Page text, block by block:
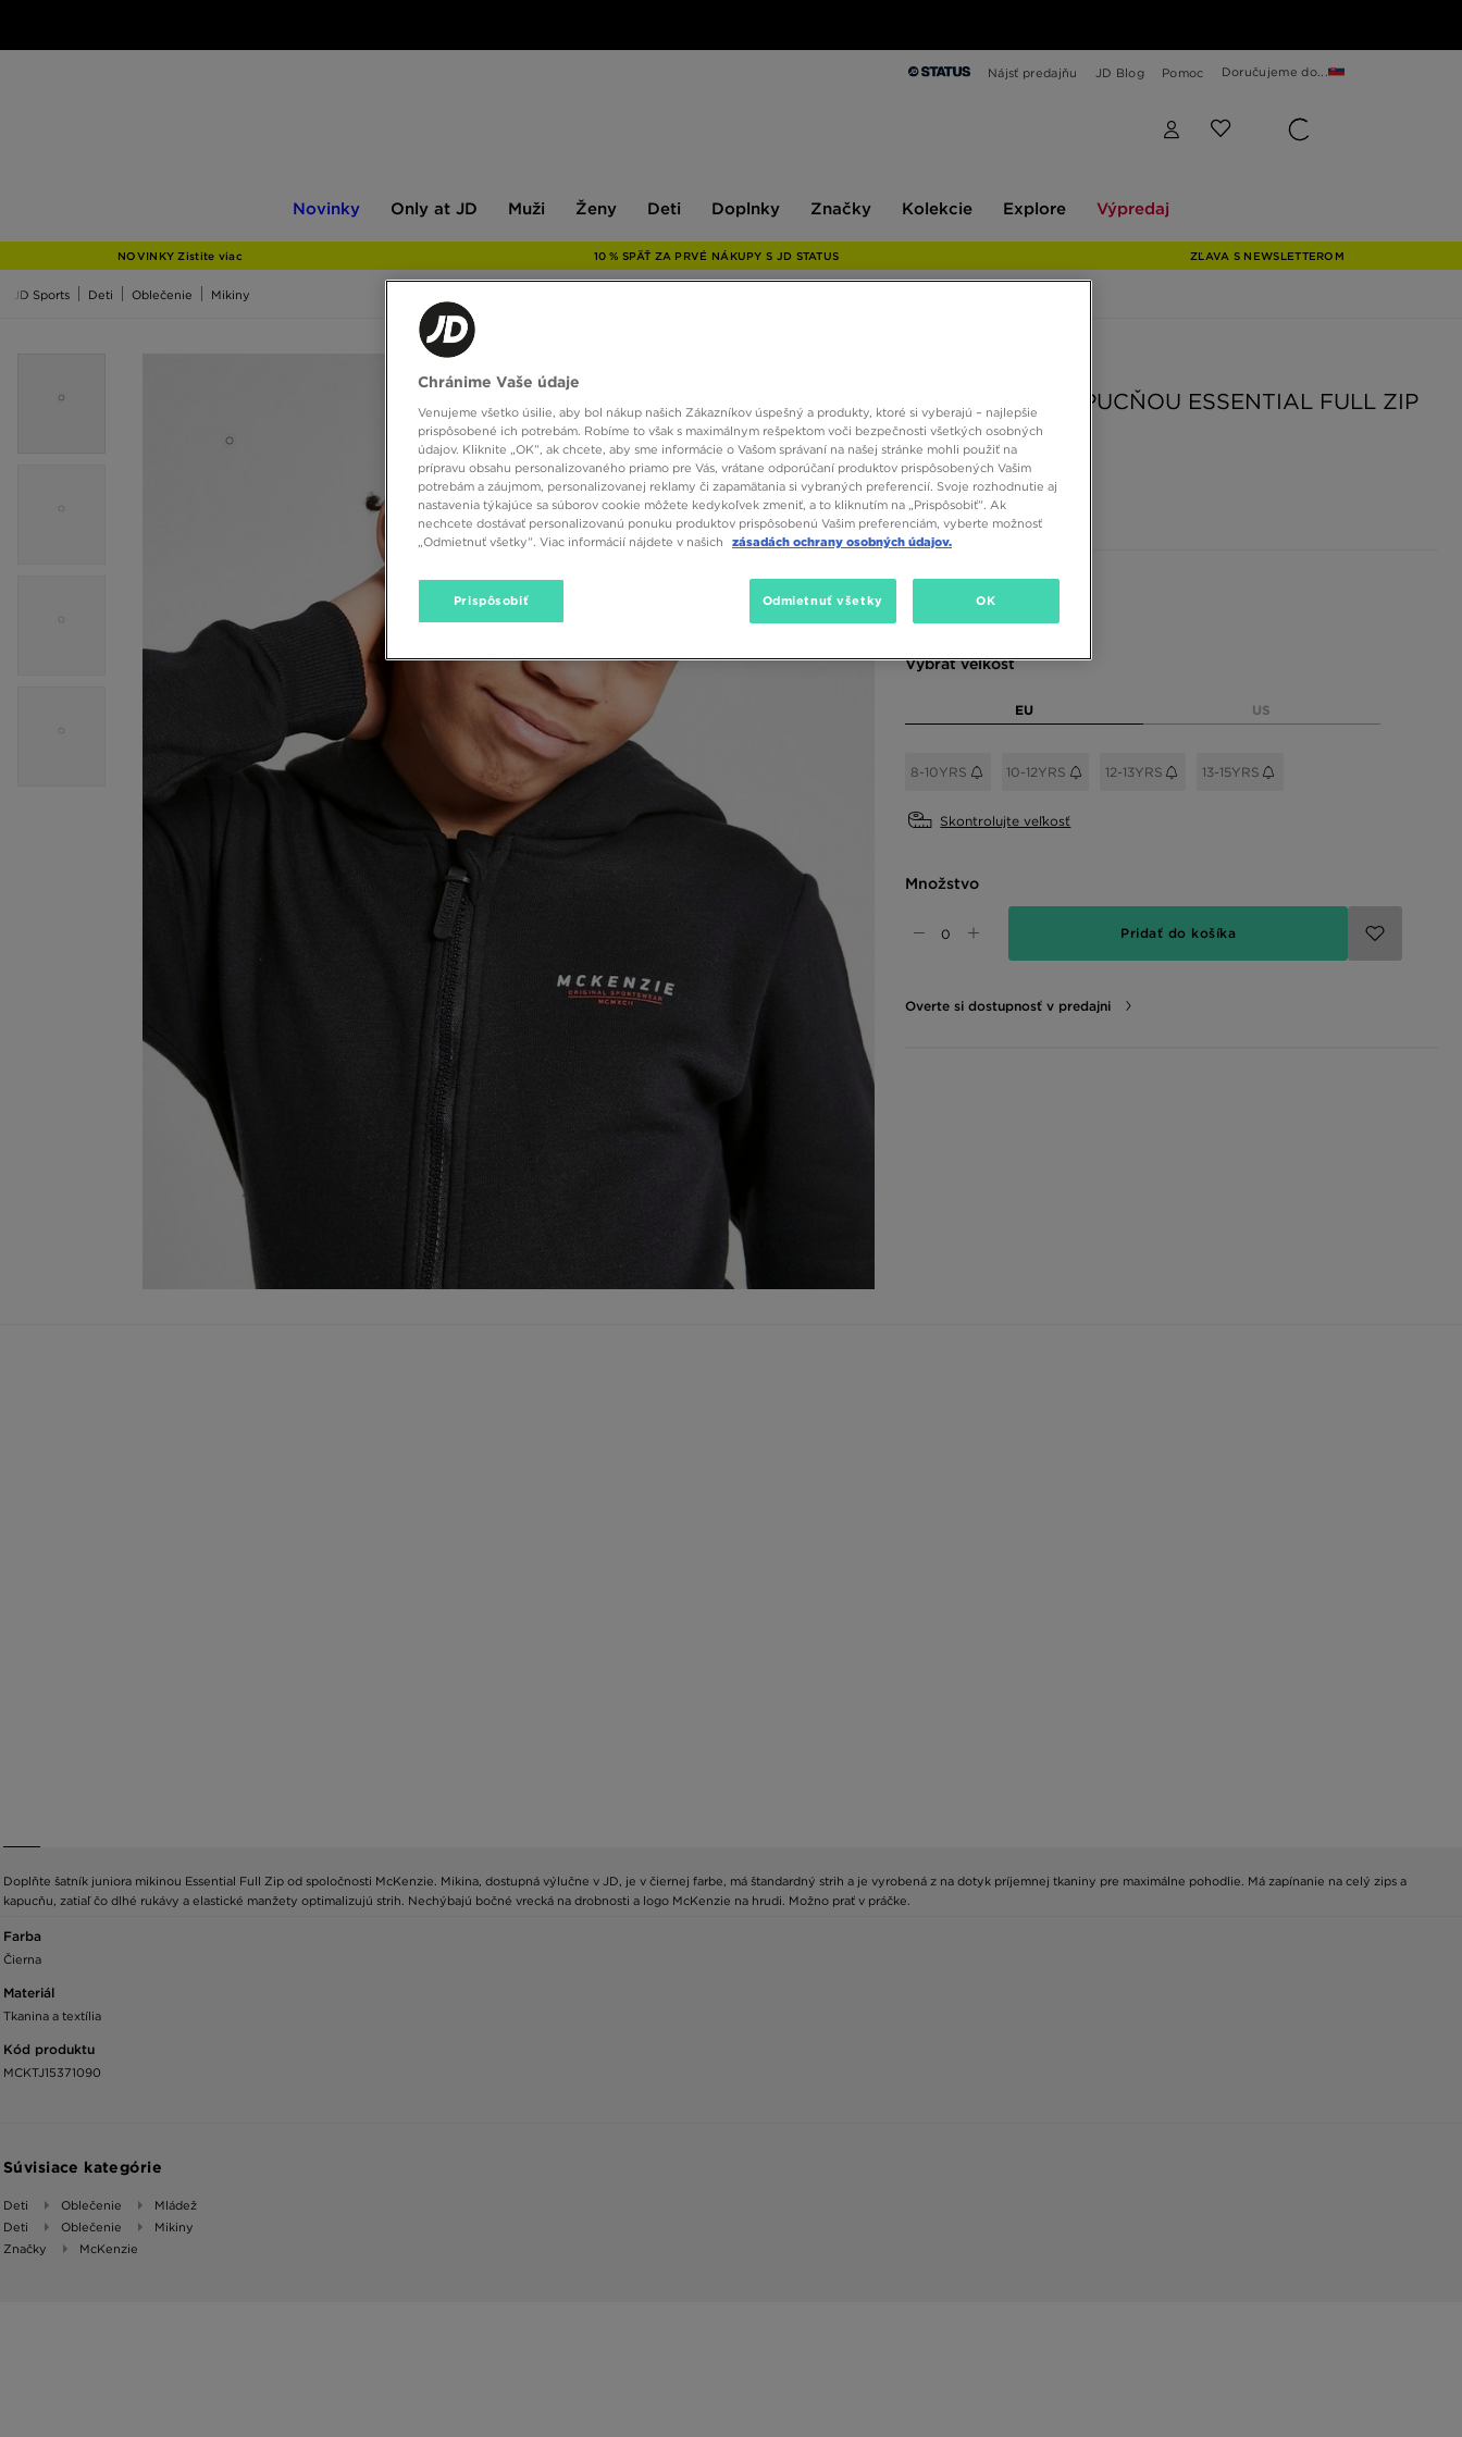
Nájsť predajňu JD Blog Pomoc Doručujeme do...
Novinky
JD
Only at JD Muži Ženy Deti Doplnky Značky Kolekcie Explore Výpredaj
NOVINKY Zistite viac 10 % SPÄŤ ZA PRVÉ NÁKUPY S JD STATUS ZĽAVA S NEWSLETTEROM
JD Sports Deti Oblečenie Mikiny
MCKENZIE S KAPUCŇOU ESSENTIAL FULL ZIP
HOODIE JUNIOR
13,00 €
Dostupné farby
Vybrať veľkosť
EU US
8-10YRS 10-12YRS 12-13YRS 13-15YRS
Skontrolujte veľkosť
Množstvo
Pridať do košíka
Overte si dostupnosť v predajni
Doplňte šatník juniora mikinou Essential Full Zip od spoločnosti McKenzie. Mikina, dostupná výlučne v JD, je v čiernej farbe, má štandardný strih a je vyrobená z na dotyk príjemnej tkaniny pre maximálne pohodlie. Má zapínanie na celý zips a
kapucňu, zatiaľ čo dlhé rukávy a elastické manžety optimalizujú strih. Nechýbajú bočné vrecká na drobnosti a logo McKenzie na hrudi. Možno prať v práčke.
Farba
Čierna
Materiál
Tkanina a textília
Kód produktu
MCKTJ15371090
Súvisiace kategórie
Deti Oblečenie
Mládež
Deti
Oblečenie
Mikiny
Značky
McKenzie
Chránime Vaše údaje
Venujeme všetko úsilie, aby bol nákup našich Zákazníkov úspešný a produkty, ktoré si vyberajú – najlepšie
prispôsobené ich potrebám. Robíme to však s maximálnym rešpektom voči bezpečnosti všetkých osobných
údajov. Kliknite „OK”, ak chcete, aby sme informácie o Vašom správaní na našej stránke mohli použiť na
prípravu obsahu personalizovaného priamo pre Vás, vrátane odporúčaní produktov prispôsobených Vašim
potrebám a záujmom, personalizovanej reklamy či zapamätania si vybraných preferencií. Svoje rozhodnutie aj
nastavenia týkajúce sa súborov cookie môžete kedykoľvek zmeniť, a to kliknutím na „Prispôsobiť”. Ak
nechcete dostávať personalizovanú ponuku produktov prispôsobenú Vašim preferenciám, vyberte možnosť
„Odmietnuť všetky”. Viac informácií nájdete v našich
zásadách ochrany osobných údajov.
Prispôsobiť Odmietnuť všetky OK